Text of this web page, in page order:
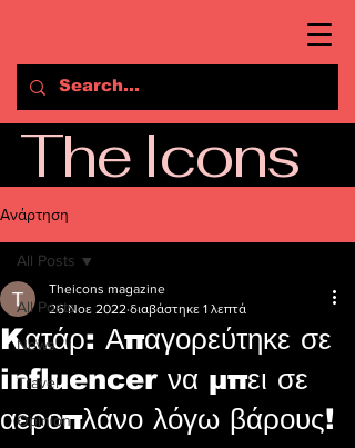
The Icons
Ανάρτηση
All Posts
News
Travel
Opinion
All Posts
Kατάρ: Απαγορεύτηκε σε
influencer να μπει σε
αεροπλάνο λόγω βάρους!
Theicons magazine
26 Νοε 2022 διαβάστηκε 1 λεπτά